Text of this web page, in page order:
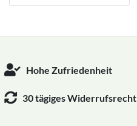
Hohe Zufriedenheit
30 tägiges Widerrufsrecht